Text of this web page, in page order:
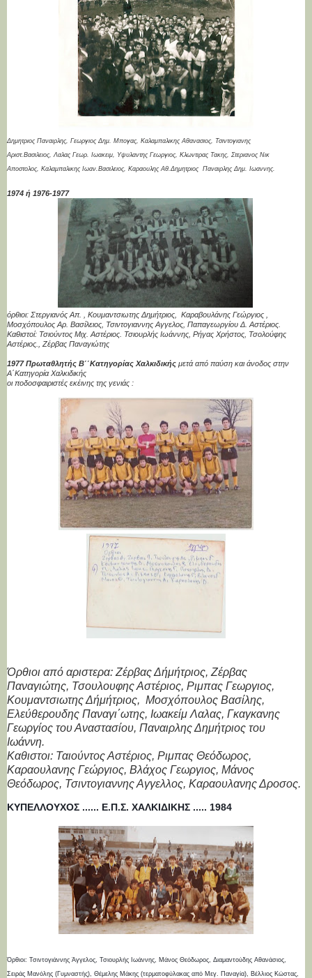
Δημητριος Παναιρλης, Γεωργιος Δημ. Μπογας, Καλαμπαλικης Αθανασιος, Τσιντογιανης
Αριστ.Βασιλειος, Λαλας Γεωρ. Ιωακειμ, Υψυλαντης Γεωργιος, Κλωντιρας Τακης, Στεριανος Νικ
Αποστολος, Καλαμπαλικης Ιωαν.Βασιλειος, Καραουλης Αθ.Δημητριος Παναιρλης Δημ. Ιωαννης.
1974 ή 1976-1977
όρθιοι: Στεργιανός Απ. , Κουμαντσιωτης Δημήτριος, Καραβουλάνης Γεώργιος ,
Μοσχόπουλος Αρ. Βασίλειος, Τσιντογιαννης Αγγελος, Παπαγεωργίου Δ. Αστέριος.
Καθιστοί: Τσιούντος Μιχ. Αστέριος. Τσιουρλής Ιωάννης, Ρήγας Χρήστος, Τσολούφης
Αστέριος., Ζέρβας Παναγιώτης
1977 Πρωταθλητής Β΄΄Κατηγορίας Χαλκιδικής μετά από παύση και άνοδος στην
Α΄Κατηγορία Χαλκιδικής
οι ποδοσφαιριστές εκέινης της γενιάς :
Όρθιοι από αριστερα: Ζέρβας Δήμήτριος, Ζέρβας
Παναγιώτης, Τσουλουφης Αστέριος, Ριμπας Γεωργιος,
Κουμαντσιωτης Δήμήτριος, Μοσχόπουλος Βασίλης,
Ελεύθερουδης Παναγι΄ωτης, Ιωακείμ Λαλας, Γκαγκανης
Γεωργίος του Αναστασίου, Παναιρλης Δημήτριος του
Ιωάννη.
Καθιστοι: Ταιούντος Αστέριος, Ριμπας Θεόδωρος,
Καραουλανης Γεώργιος, Βλάχος Γεωργιος, Μάνος
Θεόδωρος, Τσιντογιαννης Αγγελλος, Καραουλανης Δροσος.
ΚΥΠΕΛΛΟΥΧΟΣ ...... Ε.Π.Σ. ΧΑΛΚΙΔΙΚΗΣ ..... 1984
Όρθιοι: Τσιντογιάννης Άγγελος, Τσιουρλής Ιωάννης, Μάνος Θεόδωρος, Διαμαντούδης Αθανάσιος,
Σειράς Μανόλης (Γυμναστής), Θέμελης Μάκης (τερματοφύλακας από Μεγ. Παναγία), Βέλλιος Κώστας,